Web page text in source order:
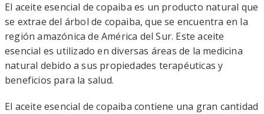
El aceite esencial de copaiba es un producto natural que
se extrae del árbol de copaiba, que se encuentra en la
región amazónica de América del Sur. Este aceite
esencial es utilizado en diversas áreas de la medicina
natural debido a sus propiedades terapéuticas y
beneficios para la salud.
El aceite esencial de copaiba contiene una gran cantidad